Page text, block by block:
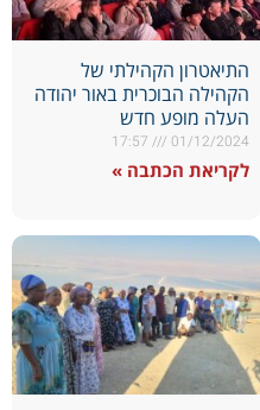
התיאטרון הקהילתי של
הקהילה הבוכרית באור יהודה
העלה מופע חדש
01/12/2024
לקריאת הכתבה »